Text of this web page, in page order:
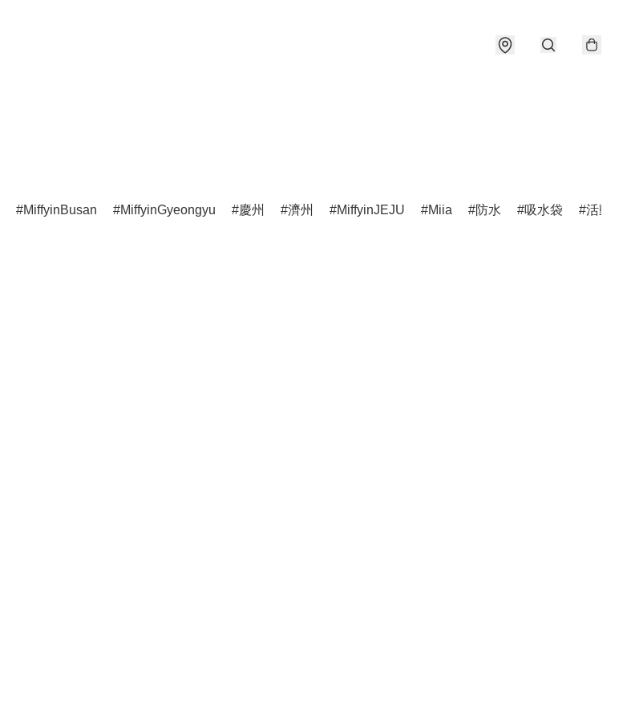
MiffyinBusan MiffyinGyeongyu 慶州 濟州 MiffyinJEJU Miia 防水 吸水袋 活動公